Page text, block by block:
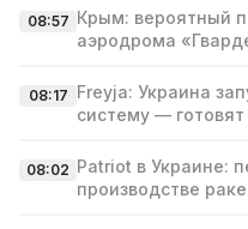
08:57 Крым: вероятный
аэродрома
08:17 Freyja: Украина
систему —
08:02 Patriot в Украине:
производстве